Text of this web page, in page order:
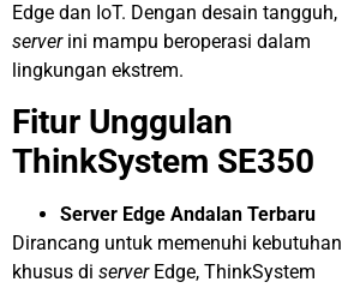
Edge dan IoT. Dengan desain tangguh,
serverini mampu beroperasi dalam
lingkungan ekstrem.
Fitur Unggulan
ThinkSystem SE350
Server Edge Andalan Terbaru
Dirancang untuk memenuhi kebutuhan
khusus di serverEdge, ThinkSystem